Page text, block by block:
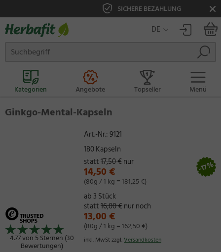
SICHERE BEZAHLUNG
DE
Kategorien Angebote Topseller Menü
Ginkgo-Mental-Kapseln
4.77 von 5 Sternen (30
Bewertungen)
Art.-Nr.:9121
180 Kapseln
statt17,50 €nur
14,50 €
(80g / 1 kg = 181,25 €)
ab 3 Stück
statt16,00 €nur noch
13,00 €
(80g / 1 kg = 162,50 €)
-17%
inkl. MwSt zzgl.Versandkosten